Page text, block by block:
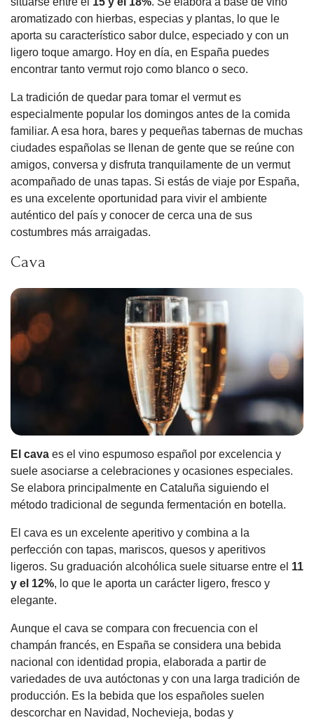
aromatizado con hierbas, especias y plantas, lo que le
aporta su característico sabor dulce, especiado y con un
ligero toque amargo. Hoy en día, en España puedes
encontrar tanto vermut rojo como blanco o seco.
La tradición de quedar para tomar el vermut es
especialmente popular los domingos antes de la comida
familiar. A esa hora, bares y pequeñas tabernas de muchas
ciudades españolas se llenan de gente que se reúne con
amigos, conversa y disfruta tranquilamente de un vermut
acompañado de unas tapas. Si estás de viaje por España,
es una excelente oportunidad para vivir el ambiente
auténtico del país y conocer de cerca una de sus
costumbres más arraigadas.
Cava
El cava es el vino espumoso español por excelencia y
suele asociarse a celebraciones y ocasiones especiales.
Se elabora principalmente en Cataluña siguiendo el
método tradicional de segunda fermentación en botella.
El cava es un excelente aperitivo y combina a la
perfección con tapas, mariscos, quesos y aperitivos
ligeros. Su graduación alcohólica suele situarse entre el 11
y el 12%, lo que le aporta un carácter ligero, fresco y
elegante.
Aunque el cava se compara con frecuencia con el
champán francés, en España se considera una bebida
nacional con identidad propia, elaborada a partir de
variedades de uva autóctonas y con una larga tradición de
producción. Es la bebida que los españoles suelen
descorchar en Navidad, Nochevieja, bodas y